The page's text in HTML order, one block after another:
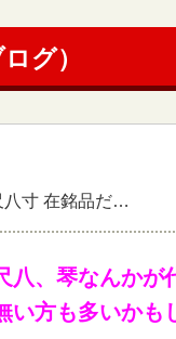
グ）
八寸 在銘品だ…
八、琴なんか
方も多いかも